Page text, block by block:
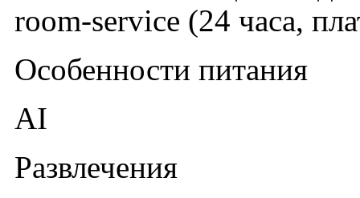
room-service (24 часа,
Особенности питания
AI
Развлечения